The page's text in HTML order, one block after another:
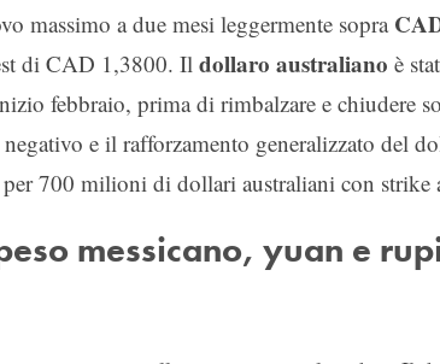
massimo a due mesi leggermente sopra
di CAD 1,3800. Ildollaro australiano è
febbraio, prima di rimbalzare e chiudere
e il rafforzamento generalizzato del
700 milioni di dollari australiani con
messicano, yuan e